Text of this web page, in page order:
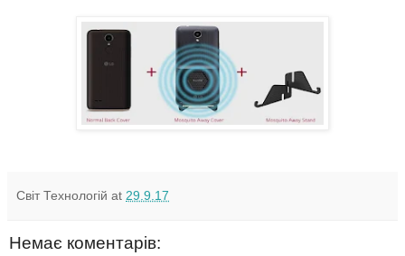
Світ Технологій at 29.9.17
Немає коментарів: